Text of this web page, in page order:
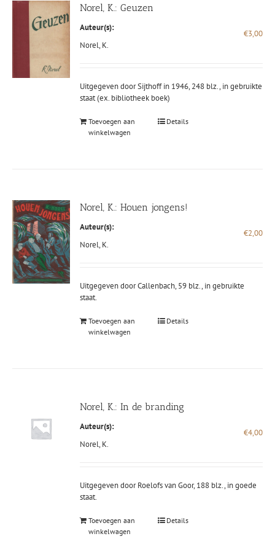
Norel, K.: Geuzen
Auteur(s):
Norel, K.
€3,00
Uitgegeven door Sijthoff in 1946, 248 blz., in gebruikte
staat (ex. bibliotheek boek)
Toevoegen aan
winkelwagen
Details
Norel, K.: Houen jongens!
Auteur(s):
Norel, K.
€2,00
Uitgegeven door Callenbach, 59 blz., in gebruikte
staat.
Toevoegen aan
winkelwagen
Details
Norel, K.: In de branding
Auteur(s):
Norel, K.
€4,00
Uitgegeven door Roelofs van Goor, 188 blz., in goede
staat.
Toevoegen aan
winkelwagen
Details